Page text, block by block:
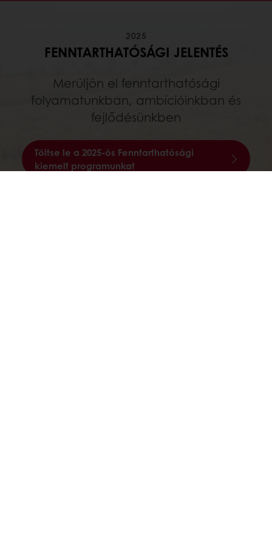
2025
FENNTARTHATÓSÁGI JELENTÉS
Merüljön el fenntarthatósági
folyamatunkban, ambícióinkban és
fejlődésünkben
Töltse le a 2025-ös Fenntarthatósági
kiemelt programunkat